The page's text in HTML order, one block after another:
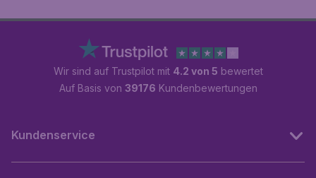
Wir sind auf Trustpilot mit 4.2 von 5 bewertet
Auf Basis von 39176 Kundenbewertungen
Kundenservice